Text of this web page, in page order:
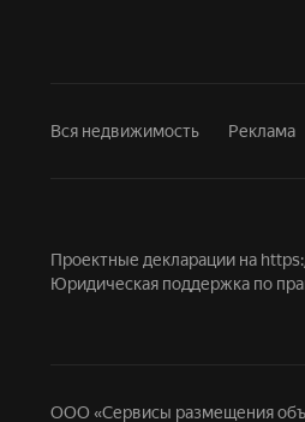
Вся недвижимость Реклама
Проектные декларации на
Юридическая поддержка по
ООО «Сервисы размещения